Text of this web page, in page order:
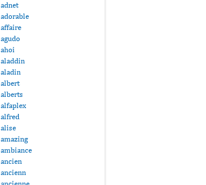
adnet
adorable
affaire
agudo
ahoi
aladdin
aladin
albert
alberts
alfaplex
alfred
alise
amazing
ambiance
ancien
ancienn